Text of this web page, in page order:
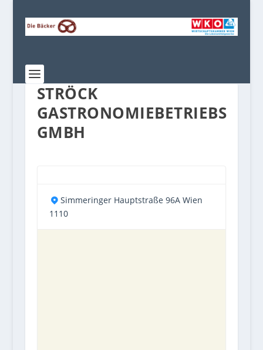
STRÖCK
GASTRONOMIEBETRIEBS
GMBH
Simmeringer Hauptstraße 96A Wien
1110